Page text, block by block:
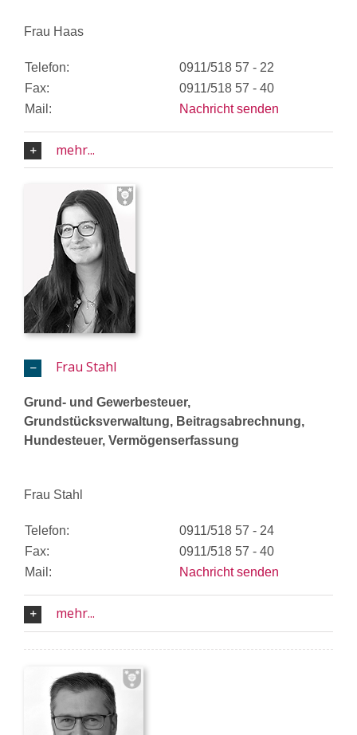
Frau Haas
Telefon:
0911/518 57 - 22
Fax:
0911/518 57 - 40
Mail:
Nachricht senden
mehr...
Frau Stahl
Grund- und Gewerbesteuer,
Grundstücksverwaltung, Beitragsabrechnung,
Hundesteuer, Vermögenserfassung
Frau Stahl
Telefon:
0911/518 57 - 24
Fax:
0911/518 57 - 40
Mail:
Nachricht senden
mehr...